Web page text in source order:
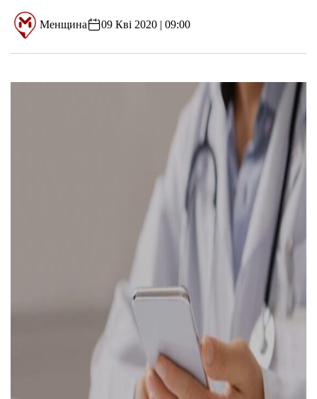
Менщина 09 Кві 2020 | 09:00